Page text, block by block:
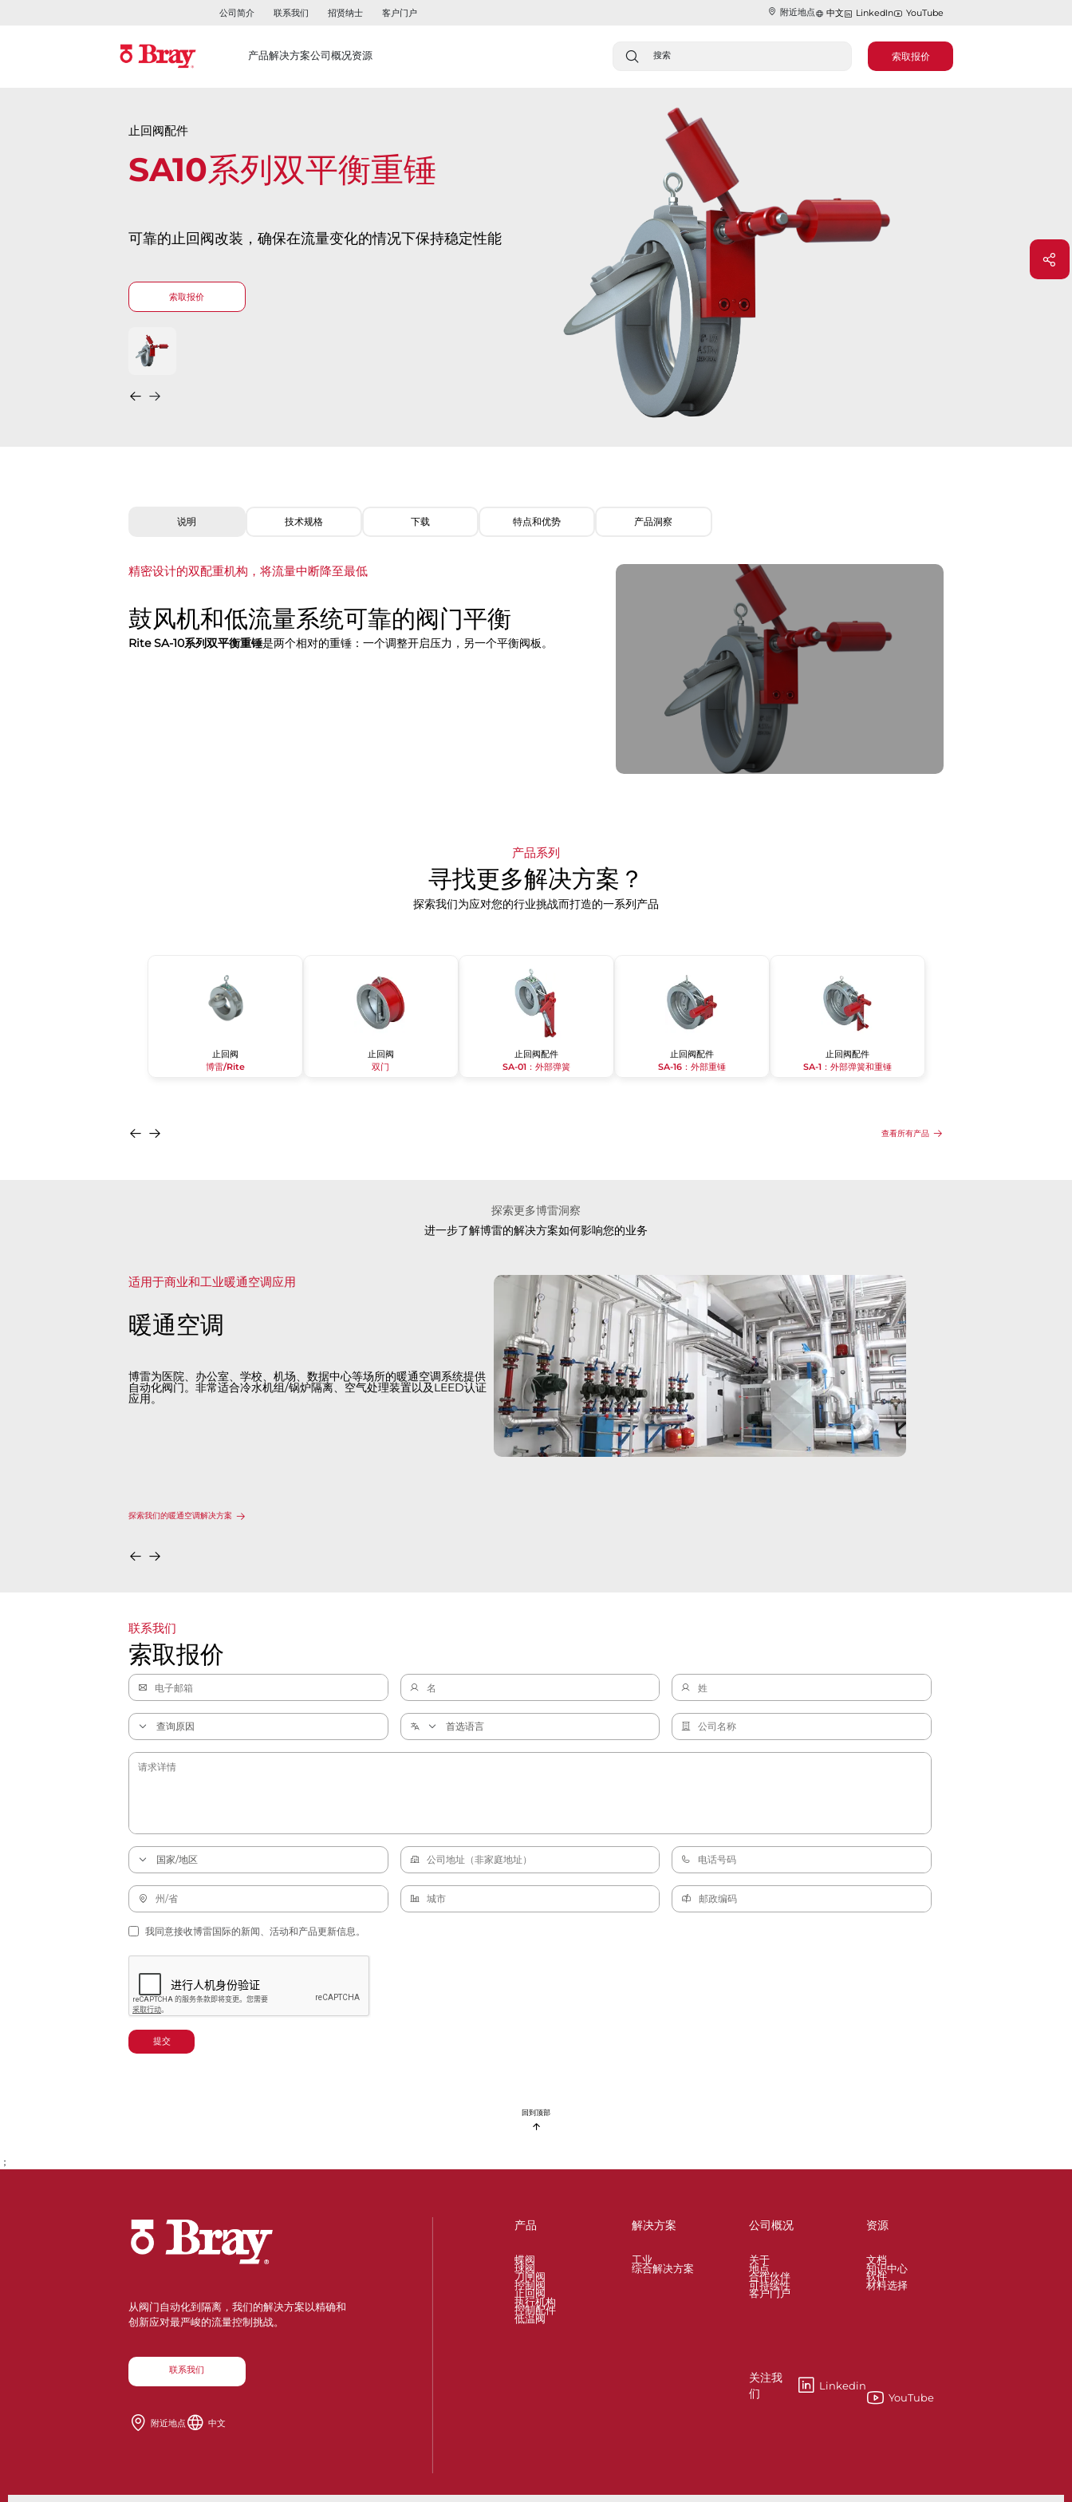
公司简介 联系我们 招贤纳士 客户门户 附近地点 中文 LinkedIn YouTube
产品解决方案公司概况资源 索取报价
止回阀配件
SA10系列双平衡重锤
可靠的止回阀改装，确保在流量变化的情况下保持稳定性能
索取报价
说明 技术规格 下载 特点和优势 产品洞察
精密设计的双配重机构，将流量中断降至最低
鼓风机和低流量系统可靠的阀门平衡
Rite SA-10系列双平衡重锤是两个相对的重锤：一个调整开启压力，另一个平衡阀板。
产品系列
寻找更多解决方案？
探索我们为应对您的行业挑战而打造的一系列产品
止回阀
博雷/Rite
止回阀
双门
止回阀配件
SA-01：外部弹簧
止回阀配件
SA-16：外部重锤
止回阀配件
SA-1：外部弹簧和重锤
查看所有产品
探索更多博雷洞察
进一步了解博雷的解决方案如何影响您的业务
适用于商业和工业暖通空调应用
暖通空调
博雷为医院、办公室、学校、机场、数据中心等场所的暖通空调系统提供
自动化阀门。非常适合冷水机组/锅炉隔离、空气处理装置以及LEED认证
应用。
探索我们的暖通空调解决方案
联系我们
索取报价
我同意接收博雷国际的新闻、活动和产品更新信息。
提交
回到顶部
；
从阀门自动化到隔离，我们的解决方案以精确和
创新应对最严峻的流量控制挑战。
联系我们
附近地点 中文
产品
蝶阀
球阀
刀闸阀
控制阀
止回阀
执行机构
控制配件
低温阀
解决方案
工业
综合解决方案
公司概况
关于
地点
合作伙伴
可持续性
客户门户
关注我
们
Linkedin
资源
文档
知识中心
软件
材料选择
YouTube